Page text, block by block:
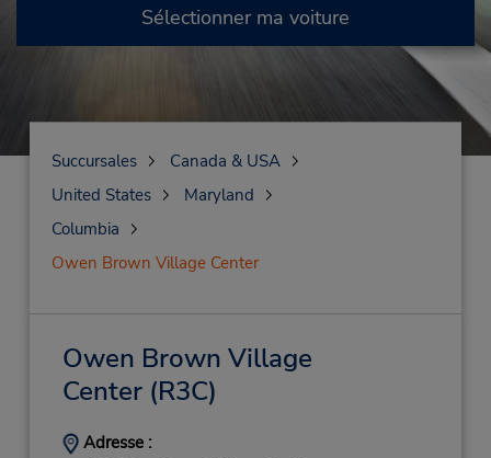
Sélectionner ma voiture
Succursales
Canada & USA
United States
Maryland
Columbia
Owen Brown Village Center
Owen Brown Village
Center(R3C)
Adresse :